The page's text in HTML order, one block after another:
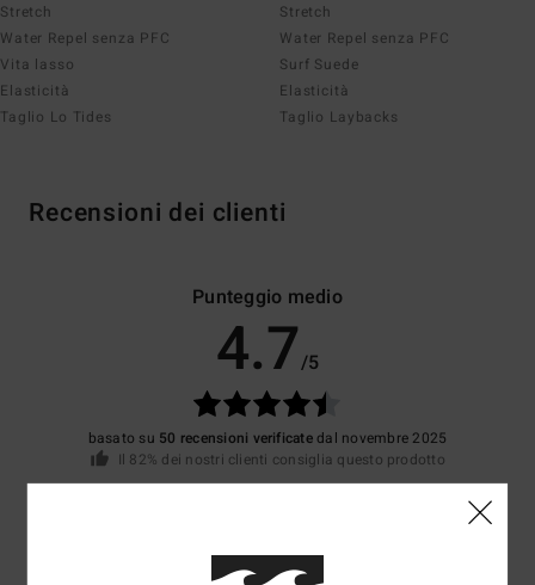
Stretch
Water Repel senza PFC
Vita lasso
Elasticità
Taglio Lo Tides
Stretch
Water Repel senza PFC
Surf Suede
Elasticità
Taglio Laybacks
Recensioni dei clienti
Punteggio medio
4.7/5
basato su 50 recensioni verificatedal novembre 2025
Il 82% dei nostri clienti consiglia questo prodotto